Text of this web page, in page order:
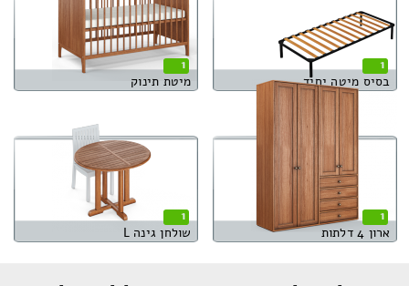
1
בסיס מיטה יחיד
1
מיטת תינוק
1
ארון 4 דלתות
1
שולחן גינה L